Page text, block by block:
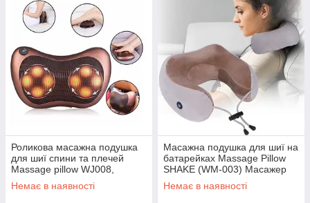
Роликова масажна подушка
для шиї спини та плечей
Massage pillow WJ008,
Масажер для шиї
Немає в наявності
Масажна подушка для шиї на
батарейках Massage Pillow
SHAKE (WM-003) Масажер
для шиї
Немає в наявності